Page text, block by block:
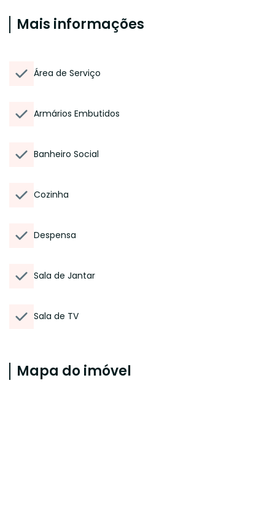
Mais informações
Área de Serviço
Armários Embutidos
Banheiro Social
Cozinha
Despensa
Sala de Jantar
Sala de TV
Mapa do imóvel